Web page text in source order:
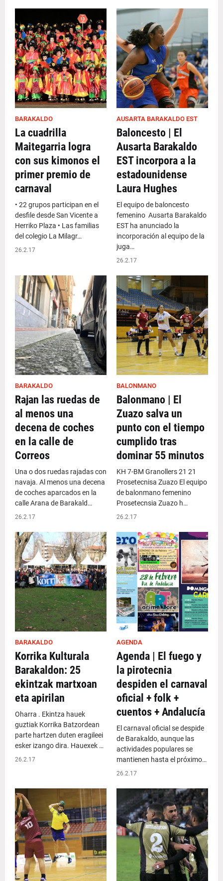
BARAKALDO
La cuadrilla
Maitegarria logra
con sus kimonos el
primer premio de
carnaval
• 22 grupos participan en el
desfile desde San Vicente a
Herriko Plaza • Las familias
del colegio La Milagr…
26.2.17
AUSARTA BARAKALDO EST
Baloncesto | El
Ausarta Barakaldo
EST incorpora a la
estadounidense
Laura Hughes
El equipo de baloncesto
femenino Ausarta Barakaldo
EST ha anunciado la
incorporación al equipo de la
juga…
26.2.17
BARAKALDO
Rajan las ruedas de
al menos una
decena de coches
en la calle de
Correos
Una o dos ruedas rajadas con
navaja. Al menos una decena
de coches aparcados en la
calle Arana de Barakald…
26.2.17
BALONMANO
Balonmano | El
Zuazo salva un
punto con el tiempo
cumplido tras
dominar 55 minutos
KH 7-BM Granollers 21 21
Prosetecnisa Zuazo El equipo
de balonmano femenino
Prosetecnsia Zuazo h…
26.2.17
BARAKALDO
Korrika Kulturala
Barakaldon: 25
ekintzak martxoan
eta apirilan
Oharra . Ekintza hauek
guztiak Korrika Batzordean
parte hartzen duten eragileei
esker izango dira. Hauexek …
26.2.17
AGENDA
Agenda | El fuego y
la pirotecnia
despiden el carnaval
oficial + folk +
cuentos + Andalucía
El carnaval oficial se despide
de Barakaldo, aunque las
actividades populares se
mantienen hasta el próximo…
26.2.17